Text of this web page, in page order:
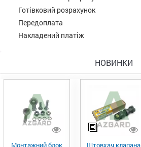
Готівковий розрахунок
Передоплата
Накладений платіж
НОВИНКИ
Монтажний блок Штовхач клапана